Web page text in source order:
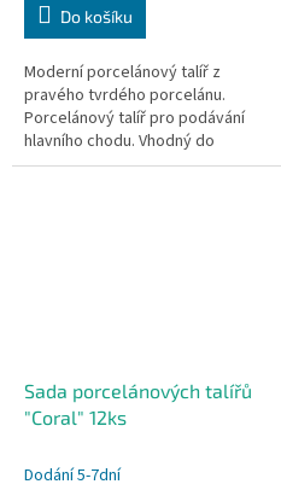
Do košíku
Moderní porcelánový talíř z
pravého tvrdého porcelánu.
Porcelánový talíř pro podávání
hlavního chodu. Vhodný do
myčky i mikrovlnky.
Sada porcelánových talířů
"Coral" 12ks
Dodání 5-7dní